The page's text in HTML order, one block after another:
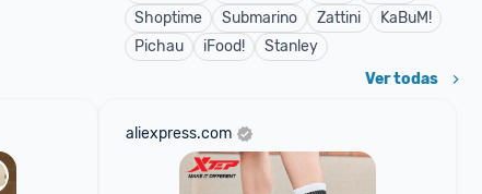
Shoptime
Submarino Zattini
KaBuM!
Pichau
iFood! Stanley
Ver todas
aliexpress.com